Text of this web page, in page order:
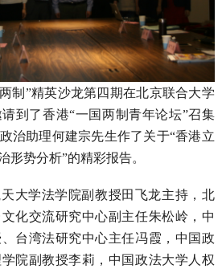
制 ”精英沙龙第四期在北京联合大学
到 了香港“一国两制青年论坛”召集
治助理何建宗先生作了关于“香港立
形势分析”的精彩报告。
大学法学院副教授田飞龙主持，北
化交流研究中心副主任朱松岭 ， 中
台湾法研究中心主任冯霞 ， 中国政
院副教授李莉 ， 中国政法大学人权